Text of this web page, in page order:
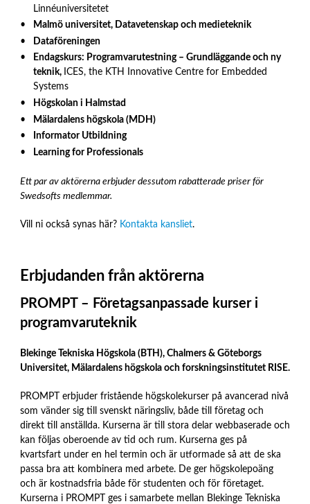
Linnéuniversitetet
Malmö universitet, Datavetenskap och medieteknik
Dataföreningen
Endagskurs: Programvarutestning – Grundläggande och ny
teknik, ICES, the KTH Innovative Centre for Embedded
Systems
Högskolan i Halmstad
Mälardalens högskola (MDH)
Informator Utbildning
Learning for Professionals
Ett par av aktörerna erbjuder dessutom rabatterade priser för
Swedsofts medlemmar.
Vill ni också synas här? Kontakta kansliet.
Erbjudanden från aktörerna
PROMPT – Företagsanpassade kurser i
programvaruteknik
Blekinge Tekniska Högskola (BTH), Chalmers & Göteborgs
Universitet, Mälardalens högskola och forskningsinstitutet RISE.
PROMPT erbjuder fristående högskolekurser på avancerad nivå
som vänder sig till svenskt näringsliv, både till företag och
direkt till anställda. Kurserna är till stora delar webbaserade och
kan följas oberoende av tid och rum. Kurserna ges på
kvartsfart under en hel termin och är utformade så att de ska
passa bra att kombinera med arbete. De ger högskole­poäng
och är kostnadsfria både för studenten och för företaget.
Kurserna i PROMPT ges i samarbete mellan Blekinge Tekniska